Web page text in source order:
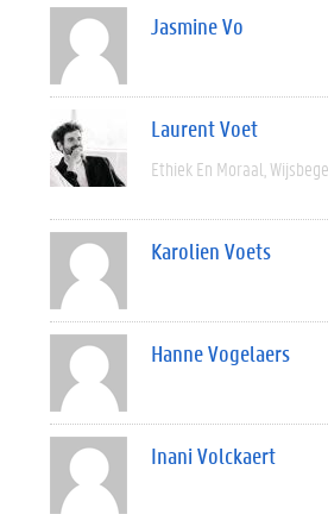
Jasmine Vo
Laurent Voet
Ethiek En Moraal
Karolien Voets
Hanne Vogelaers
Inani Volckaert